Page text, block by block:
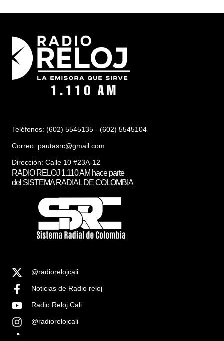
Teléfonos: (602) 5545135 - (602) 5545104
Correo: pautasrc@gmail.com
Dirección: Calle 10 #23A-12
RADIO RELOJ 1.110 AM hace parte
del SISTEMA RADIAL DE COLOMBIA
@radiorelojcali
Noticias de Radio reloj
Radio Reloj Cali
@radiorelojcali